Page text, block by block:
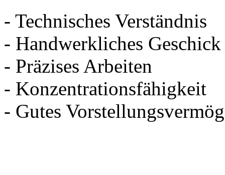
- Technisches Verständnis
- Handwerkliches Geschick
- Präzises Arbeiten
- Konzentrationsfähigkeit
- Gutes